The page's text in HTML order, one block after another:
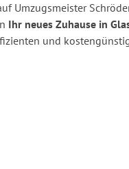
Umzugsmeister
Ihr neues Zuhause in
und